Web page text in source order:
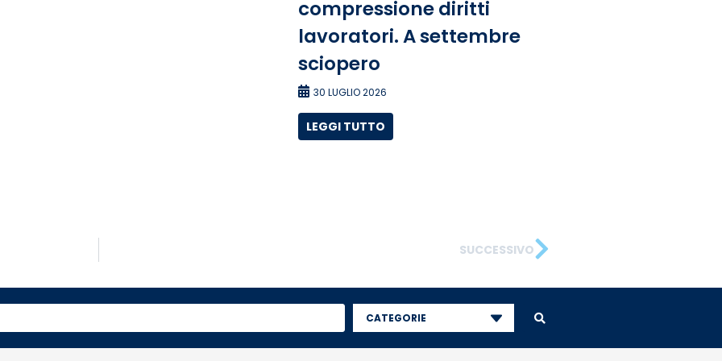
compressione diritti
lavoratori. A settembre
sciopero
30 LUGLIO 2026
LEGGI TUTTO
SUCCESSIVO
CATEGORIE